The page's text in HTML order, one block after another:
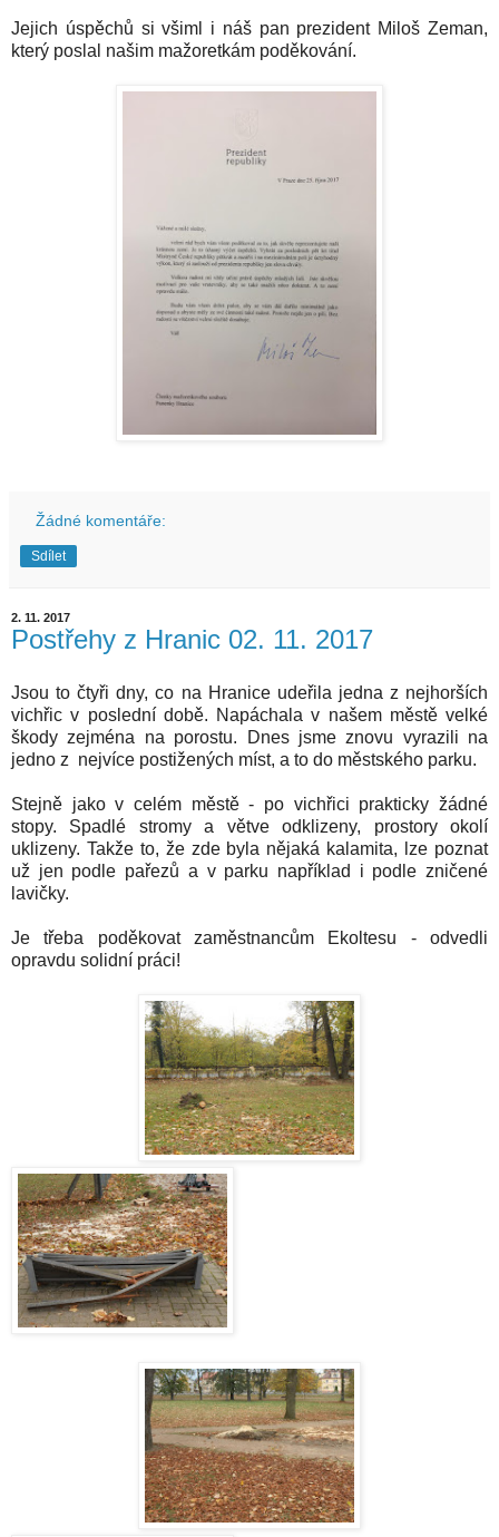
Jejich úspěchů si všiml i náš pan prezident Miloš Zeman,
který poslal našim mažoretkám poděkování.
Žádné komentáře:
Sdílet
2. 11. 2017
Postřehy z Hranic 02. 11. 2017
Jsou to čtyři dny, co na Hranice udeřila jedna z nejhorších
vichřic v poslední době. Napáchala v našem městě velké
škody zejména na porostu. Dnes jsme znovu vyrazili na
jedno z nejvíce postižených míst, a to do městského parku.
Stejně jako v celém městě - po vichřici prakticky žádné
stopy. Spadlé stromy a větve odklizeny, prostory okolí
uklizeny. Takže to, že zde byla nějaká kalamita, lze poznat
už jen podle pařezů a v parku například i podle zničené
lavičky.
Je třeba poděkovat zaměstnancům Ekoltesu - odvedli
opravdu solidní práci!